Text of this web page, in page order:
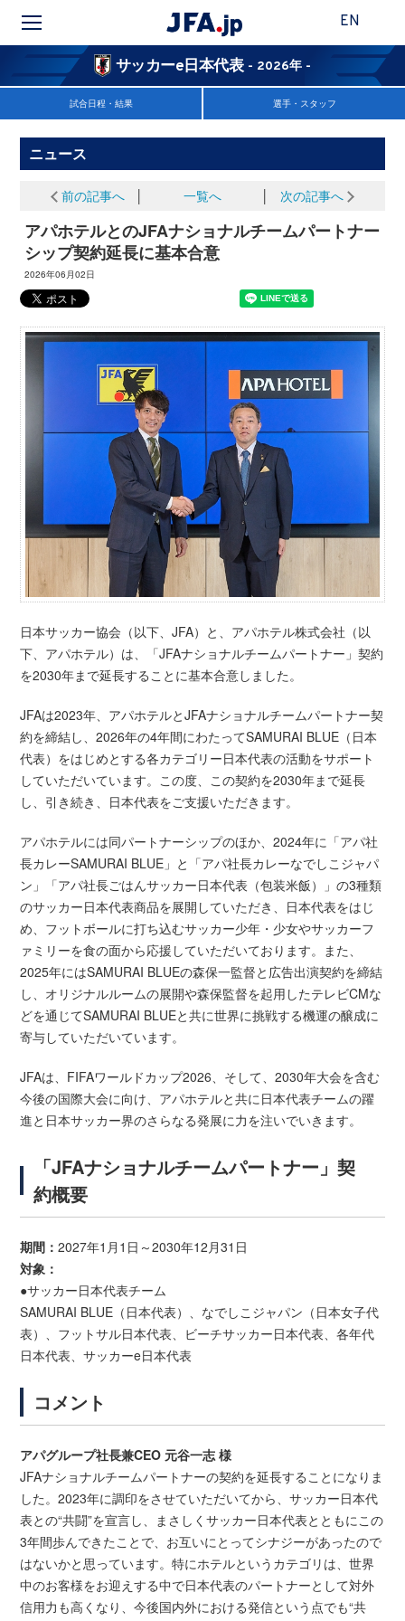
EN
サッカーe日本代表 - 2026年 -
試合日程・結果 選手・スタッフ
ニュース
前の記事へ 一覧へ 次の記事へ
アパホテルとのJFAナショナルチームパートナー
シップ契約延長に基本合意
2026年06月02日
日本サッカー協会（以下、JFA）と、アパホテル株式会社（以
下、アパホテル）は、「JFAナショナルチームパートナー」契約
を2030年まで延長することに基本合意しました。
JFAは2023年、アパホテルとJFAナショナルチームパートナー契
約を締結し、2026年の4年間にわたってSAMURAI BLUE（日本
代表）をはじめとする各カテゴリー日本代表の活動をサポート
していただいています。この度、この契約を2030年まで延長
し、引き続き、日本代表をご支援いただきます。
アパホテルには同パートナーシップのほか、2024年に「アパ社
長カレーSAMURAI BLUE」と「アパ社長カレーなでしこジャパ
ン」「アパ社長ごはんサッカー日本代表（包装米飯）」の3種類
のサッカー日本代表商品を展開していただき、日本代表をはじ
め、フットボールに打ち込むサッカー少年・少女やサッカーフ
ァミリーを食の面から応援していただいております。また、
2025年にはSAMURAI BLUEの森保一監督と広告出演契約を締結
し、オリジナルルームの展開や森保監督を起用したテレビCMな
どを通じてSAMURAI BLUEと共に世界に挑戦する機運の醸成に
寄与していただいています。
JFAは、FIFAワールドカップ2026、そして、2030年大会を含む
今後の国際大会に向け、アパホテルと共に日本代表チームの躍
進と日本サッカー界のさらなる発展に力を注いでいきます。
「JFAナショナルチームパートナー」契
約概要
期間：2027年1月1日～2030年12月31日
対象：
●サッカー日本代表チーム
SAMURAI BLUE（日本代表）、なでしこジャパン（日本女子代
表）、フットサル日本代表、ビーチサッカー日本代表、各年代
日本代表、サッカーe日本代表
コメント
アパグループ社長兼CEO 元谷一志 様
JFAナショナルチームパートナーの契約を延長することになりま
した。2023年に調印をさせていただいてから、サッカー日本代
表との“共闘”を宣言し、まさしくサッカー日本代表とともにこの
3年間歩んできたことで、お互いにとってシナジーがあったので
はないかと思っています。特にホテルというカテゴリは、世界
中のお客様をお迎えする中で日本代表のパートナーとして対外
信用力も高くなり、今後国内外における発信という点でも“共